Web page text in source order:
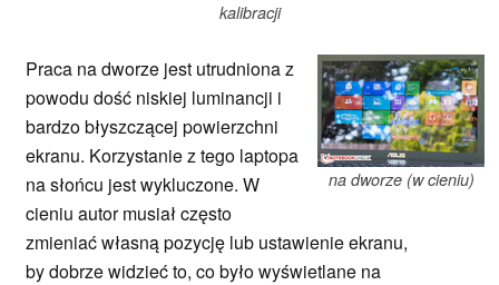
kalibracji
na dworze (w cieniu)
Praca na dworze jest utrudniona z
powodu dość niskiej luminancji i
bardzo błyszczącej powierzchni
ekranu. Korzystanie z tego laptopa
na słońcu jest wykluczone. W
cieniu autor musiał często
zmieniać własną pozycję lub ustawienie ekranu,
by dobrze widzieć to, co było wyświetlane na